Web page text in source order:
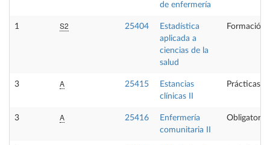
de enfermería
1 S2 25404
Estadística
aplicada a
ciencias de la
salud
Formación
3 A 25415
Estancias
clínicas II
Prácticas
3 A 25416
Enfermería
comunitaria II
Obligatoria